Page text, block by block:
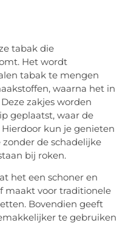
tabak die
Het wordt
tabak te mengen
waarna het in
zakjes worden
geplaatst, waar de
kun je genieten
de schadelijke
bij roken.
het een schoner en
maakt voor traditionele
Bovendien geeft
te gebruiken